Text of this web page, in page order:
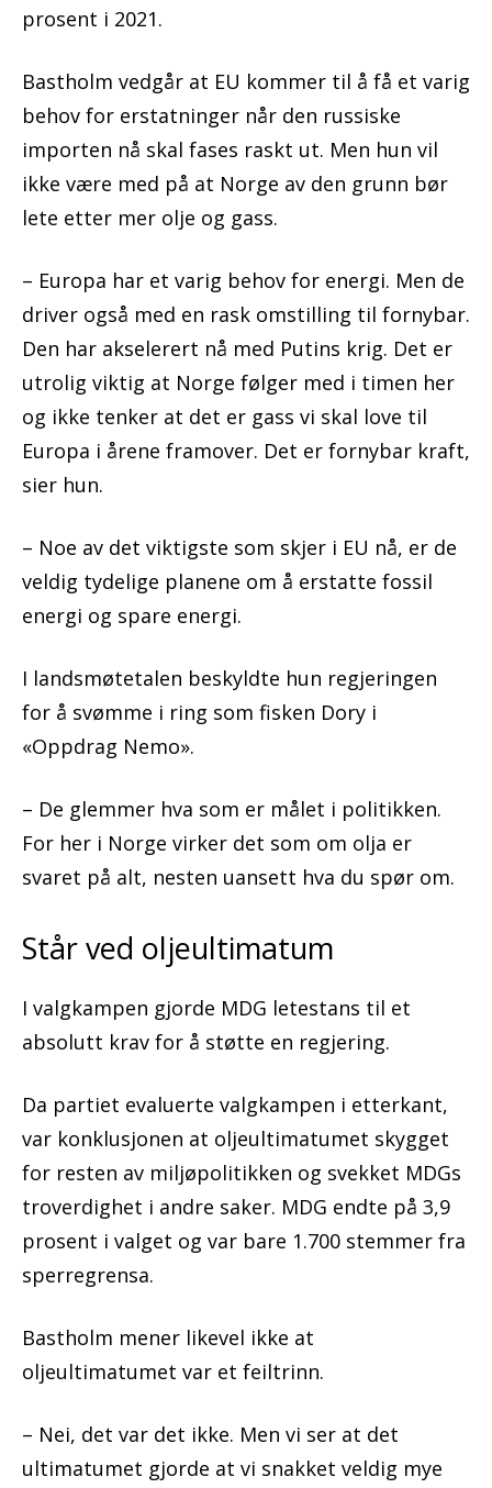
prosent i 2021.
Bastholm vedgår at EU kommer til å få et varig
behov for erstatninger når den russiske
importen nå skal fases raskt ut. Men hun vil
ikke være med på at Norge av den grunn bør
lete etter mer olje og gass.
– Europa har et varig behov for energi. Men de
driver også med en rask omstilling til fornybar.
Den har akselerert nå med Putins krig. Det er
utrolig viktig at Norge følger med i timen her
og ikke tenker at det er gass vi skal love til
Europa i årene framover. Det er fornybar kraft,
sier hun.
– Noe av det viktigste som skjer i EU nå, er de
veldig tydelige planene om å erstatte fossil
energi og spare energi.
I landsmøtetalen beskyldte hun regjeringen
for å svømme i ring som fisken Dory i
«Oppdrag Nemo».
– De glemmer hva som er målet i politikken.
For her i Norge virker det som om olja er
svaret på alt, nesten uansett hva du spør om.
Står ved oljeultimatum
I valgkampen gjorde MDG letestans til et
absolutt krav for å støtte en regjering.
Da partiet evaluerte valgkampen i etterkant,
var konklusjonen at oljeultimatumet skygget
for resten av miljøpolitikken og svekket MDGs
troverdighet i andre saker. MDG endte på 3,9
prosent i valget og var bare 1.700 stemmer fra
sperregrensa.
Bastholm mener likevel ikke at
oljeultimatumet var et feiltrinn.
– Nei, det var det ikke. Men vi ser at det
ultimatumet gjorde at vi snakket veldig mye